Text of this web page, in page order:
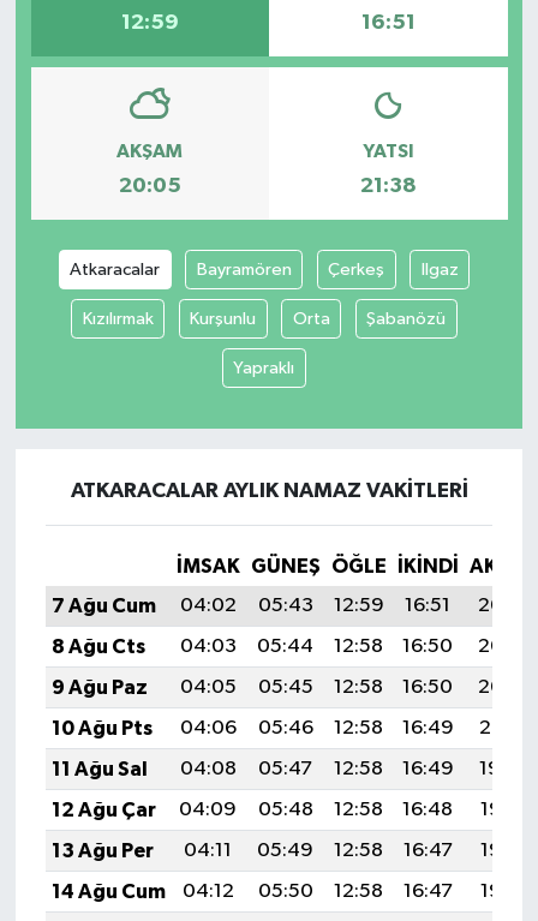
12:59 16:51
AKŞAM
20:05
YATSI
21:38
Atkaracalar Bayramören Çerkeş Ilgaz
Kızılırmak Kurşunlu Orta Şabanözü
Yapraklı
ATKARACALAR AYLIK NAMAZ VAKITLERI
İMSAK GÜNEŞ ÖĞLE İKINDI
7 Ağu Cum
04:02 05:43 12:59 16:51
20:05
8 Ağu Cts
04:03 05:44 12:58 16:50
20:03
9 Ağu Paz
04:05 05:45 12:58 16:50
20:02
10 Ağu Pts
04:06 05:46 12:58 16:49
20:01
11 Ağu Sal
04:08 05:47 12:58 16:49
19:59
12 Ağu Çar
04:09 05:48 12:58 16:48
19:58
13 Ağu Per
04:11 05:49 12:58 16:47
19:57
14 Ağu Cum
04:12 05:50 12:58 16:47
19:56